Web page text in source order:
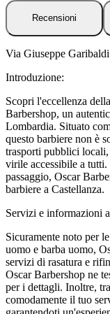
Recensioni
Via Giuseppe
Introduzione:
Scopri l'eccellenza
Barbershop, un
Lombardia. Situato
questo barbiere non è
trasporti pubblici
virile accessibile a
passaggio, Oscar
barbiere a Castellanza.
Servizi e informazioni
Sicuramente noto per
uomo e barba uomo,
servizi di rasatura e
Oscar Barbershop ne
per i dettagli. Inoltre,
comodamente il tuo